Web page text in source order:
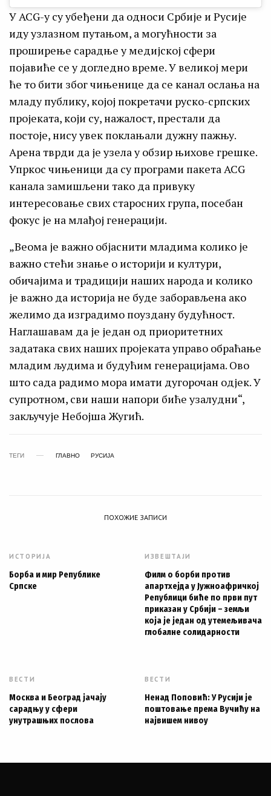
У ACG-у су убеђени да односи Србије и Русије
иду узлазном путањом, а могућности за
проширење сарадње у медијској сфери
појавиће се у догледно време. У великој мери
ће то бити због чињенице да се канал ослања на
младу публику, којој покретачи руско-српских
пројеката, који су, нажалост, престали да
постоје, нису увек поклањали дужну пажњу.
Арена тврди да је узела у обзир њихове грешке.
Упркос чињеници да су програми пакета ACG
канала замишљени тако да привуку
интересовање свих старосних група, посебан
фокус је на млађој генерацији.
„Веома је важно објаснити младима колико је
важно стећи знање о историји и култури,
обичајима и традицији наших народа и колико
је важно да историја не буде заборављена ако
желимо да изградимо поуздану будућност.
Наглашавам да је један од приоритетних
задатака свих наших пројеката управо обраћање
младим људима и будућим генерацијама. Ово
што сада радимо мора имати дугорочан одјек. У
супротном, сви наши напори биће узалудни“,
закључује Небојша Жугић.
ТЕГИ ГЛАВНО РУСИЈА
ПОХОЖИЕ ЗАПИСИ
ИСТОРИЈА
Борба и мир Републике
Српске
ИЗВЕШТАЈИ
Филм о борби против
апартхејда у Јужноафричкој
Републици биће по први пут
приказан у Србији – земљи
која је један од утемељивача
глобалне солидарности
ВЕСТИ
Москва и Београд јачају
сарадњу у сфери
унутрашњих послова
ВЕСТИ
Ненад Поповић: У Русији је
поштовање према Вучићу на
највишем нивоу